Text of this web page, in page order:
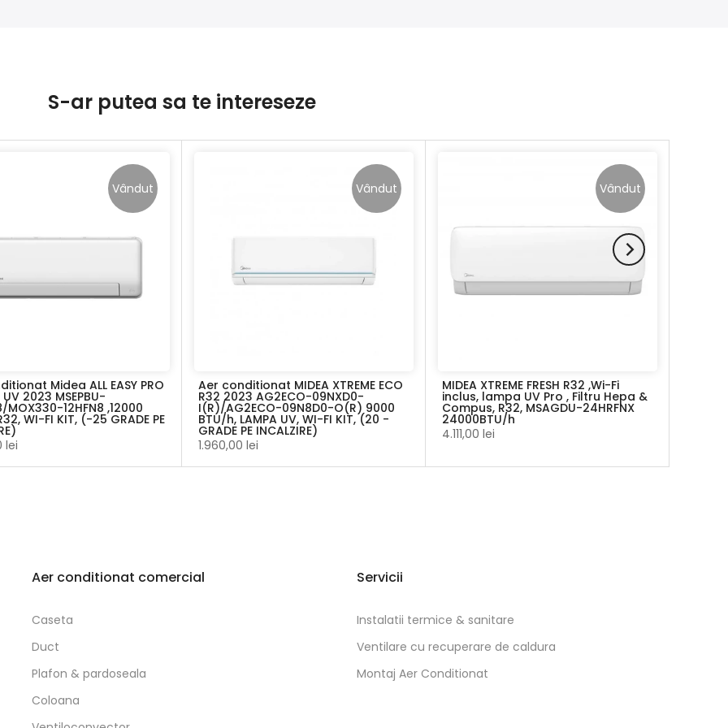
S-ar putea sa te intereseze
Vândut
Midea ALL EASY PRO
UV 2023 MSEPBU-
MOX330-12HFN8 ,12000
WI-FI KIT, (-25 GRADE PE
lei
Vândut
Aer conditionat MIDEA XTREME ECO
R32 2023 AG2ECO-09NXD0-
I(R)/AG2ECO-09N8D0-O(R) 9000
BTU/h, LAMPA UV, WI-FI KIT, (20 -
GRADE PE INCALZIRE)
1.960,00 lei
Vândut
MIDEA XTREME FRESH R32 ,Wi-Fi
inclus, lampa UV Pro , Filtru Hepa &
Compus, R32, MSAGDU-24HRFNX
24000BTU/h
4.111,00 lei
Aer conditionat comercial
Caseta
Duct
Plafon & pardoseala
Coloana
Servicii
Instalatii termice & sanitare
Ventilare cu recuperare de caldura
Montaj Aer Conditionat